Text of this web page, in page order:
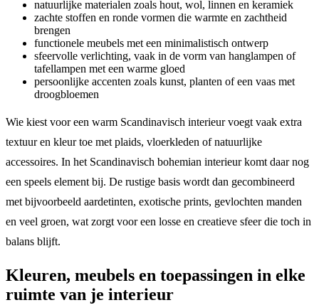
natuurlijke materialen zoals hout, wol, linnen en keramiek
zachte stoffen en ronde vormen die warmte en zachtheid
brengen
functionele meubels met een minimalistisch ontwerp
sfeervolle verlichting, vaak in de vorm van hanglampen of
tafellampen met een warme gloed
persoonlijke accenten zoals kunst, planten of een vaas met
droogbloemen
Wie kiest voor een warm Scandinavisch interieur voegt vaak extra
textuur en kleur toe met plaids, vloerkleden of natuurlijke
accessoires. In het Scandinavisch bohemian interieur komt daar nog
een speels element bij. De rustige basis wordt dan gecombineerd
met bijvoorbeeld aardetinten, exotische prints, gevlochten manden
en veel groen, wat zorgt voor een losse en creatieve sfeer die toch in
balans blijft.
Kleuren, meubels en toepassingen in elke
ruimte van je interieur